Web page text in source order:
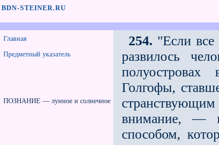
BDN-STEINER.RU
Главная
Предметный указатель
ПОЗНАНИЕ — лунное и солнечное
254. "Если все
развилось
Голгофы,
странствующим
внимание, —
способом,